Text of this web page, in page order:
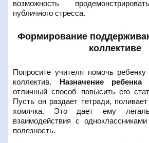
возможность
публичного стресса.
Формирование
коллективе
Попросите учителя помочь ребенку
коллектив. Назначение
отличный способ повысить его
Пусть он раздает тетради,
хомячка. Это дает ему
взаимодействия с
полезность.